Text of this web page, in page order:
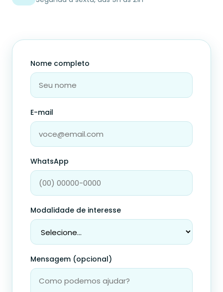
Nome completo
E-mail
WhatsApp
Modalidade de interesse
Mensagem (opcional)